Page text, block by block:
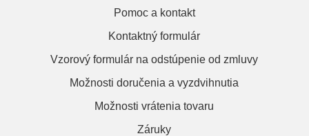
Pomoc a kontakt
Kontaktný formulár
Vzorový formulár na odstúpenie od zmluvy
Možnosti doručenia a vyzdvihnutia
Možnosti vrátenia tovaru
Záruky